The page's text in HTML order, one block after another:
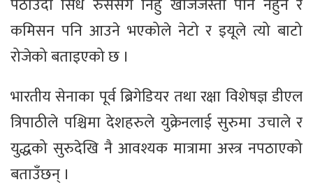
पठाउँदा सिधै रुससँग निहु खोजेजस्ताे पनि नहुने र
कमिसन पनि आउने भएकोले नेटो र इयूले त्यो बाटो
रोजेको बताइएको छ ।
भारतीय सेनाका पूर्व ब्रिगेडियर तथा रक्षा विशेषज्ञ डीएल
त्रिपाठीले पश्चिमा देशहरुले युक्रेनलाई सुरुमा उचाले र
युद्धको सुरुदेखि नै आवश्यक मात्रामा अस्त्र नपठाएको
बताउँछन् ।